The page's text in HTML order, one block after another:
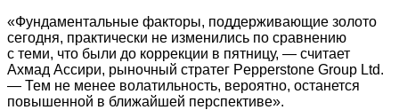
«Фундаментальные факторы, поддерживающие золото
сегодня, практически не изменились по сравнению
с теми, что были до коррекции в пятницу, — считает
Ахмад Ассири, рыночный стратег Pepperstone Group Ltd.
— Тем не менее волатильность, вероятно, останется
повышенной в ближайшей перспективе».